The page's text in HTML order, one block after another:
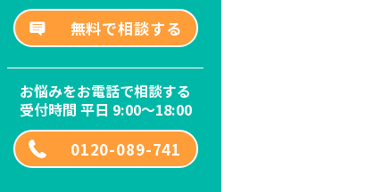
無料で相談する
お悩みをお電話で相談する
受付時間 平日 9:00～18:00
0120-089-741